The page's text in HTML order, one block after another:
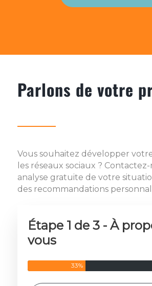
Parlons de votre
Vous souhaitez développer
les réseaux sociaux ?
analyse gratuite de votre
des recommandations
Étape 1 de 3 - À
vous
33%